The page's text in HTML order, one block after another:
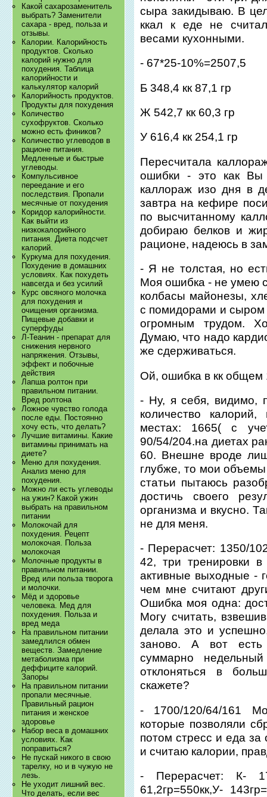
Какой сахарозаменитель
выбрать? Заменители
сахара - вред, польза и
отзывы.
Калории. Калорийность
продуктов. Сколько
калорий нужно для
похудения. Таблица
калорийности и
калькулятор калорий
Калорийность продуктов.
Продукты для похудения
Количество
сухофруктов. Сколько
можно есть фиников?
Количество углеводов в
рационе питания.
Медленные и быстрые
углеводы.
Компульсивное
переедание и его
последствия. Пропали
месячные от похудения
Коридор калорийности.
Как выйти из
низкокалорийного
питания. Диета подсчет
калорий.
Куркума для похудения.
Похудение в домашних
условиях. Как похудеть
навсегда и без усилий
Курс овсяного молочка
для похудения и
очищения организма.
Пищевые добавки и
суперфуды
Л-Теанин - препарат для
снижения нервного
напряжения. Отзывы,
эффект и побочные
действия
Лапша ролтон при
правильном питании.
Вред ролтона
Ложное чувство голода
после еды. Постоянно
хочу есть, что делать?
Лучшие витамины. Какие
витамины принимать на
диете?
Меню для похудения.
Анализ меню для
похудения.
Можно ли есть углеводы
на ужин? Какой ужин
выбрать на правильном
питании
Молокочай для
похудения. Рецепт
молокочая. Польза
молокочая
Молочные продукты в
правильном питании.
Вред или польза творога
и молочки.
Мёд и здоровье
человека. Мед для
похудения. Польза и
вред меда
На правильном питании
замедлился обмен
веществ. Замедление
метаболизма при
деффиците калорий.
Запоры
На правильном питании
пропали месячные.
Правильный рацион
питания и женское
здоровье
Набор веса в домашних
условиях. Как
поправиться?
Не пускай никого в свою
тарелку, но и в чужую не
лезь.
Не уходит лишний вес.
Что делать, если вес
сыра закидываю. В
ккал к еде не
весами кухонными.
- 67*25-10%=2507,5
Б 348,4 кк 87,1 гр
Ж 542,7 кк 60,3 гр
У 616,4 кк 254,1 гр
Пересчитала
ошибки - это как Вы
каллораж изо дня в
завтра на кефире
по высчитанному
добираю белков и
рационе, надеюсь в
- Я не толстая, но
Моя ошибка - не умею
колбасы майонезы,
с помидорами и
огромным трудом.
Думаю, что надо
же сдерживаться.
Ой, ошибка в кк общем
- Ну, я себя, видимо,
количество
местах: 1665( с
90/54/204.на диетах
60. Внешне вроде
глубже, то мои
статьи пытаюсь
достичь своего
организма и вкусно.
не для меня.
- Перерасчет: 1350/
42, три тренировки
активные выходные -
чем мне считают
Ошибка моя одна:
Могу считать,
делала это и
заново. А вот
суммарно
отклоняться в
скажете?
- 1700/120/64/161
которые позволяли
потом стресс и еда
и считаю калории,
- Перерасчет: К-
61,2гр=550кк,У-